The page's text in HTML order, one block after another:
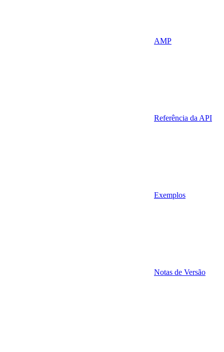
AMP
Referência da API
Exemplos
Notas de Versão